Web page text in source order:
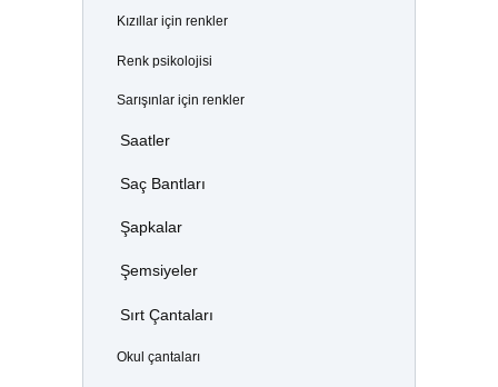
Kızıllar için renkler
Renk psikolojisi
Sarışınlar için renkler
Saatler
Saç Bantları
Şapkalar
Şemsiyeler
Sırt Çantaları
Okul çantaları